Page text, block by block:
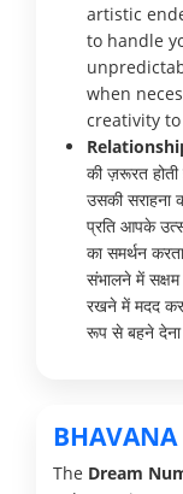
artistic
to handle
when
creativity
की ज़रूरत
उसकी
प्रति आपके
का समर्थन
संभालने में
रखने में मदद
रूप से बहने देना
The Dream